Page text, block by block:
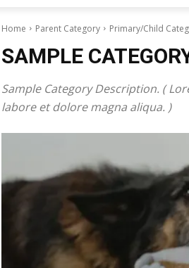
Home Parent Category Primary/Child
SAMPLE
Sample Category Description. (
labore et dolore magna aliqua. )